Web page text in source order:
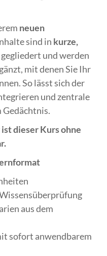
neuen
sind in kurze,
gegliedert und werden
mit denen Sie Ihr
So lässt sich der
und zentrale
dieser Kurs ohne
aus dem
sofort anwendbarem